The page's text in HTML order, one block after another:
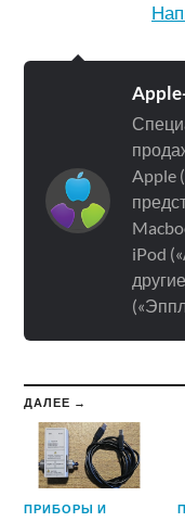
Apple
iPod
ДАЛЕЕ →
ПРИБОРЫ И